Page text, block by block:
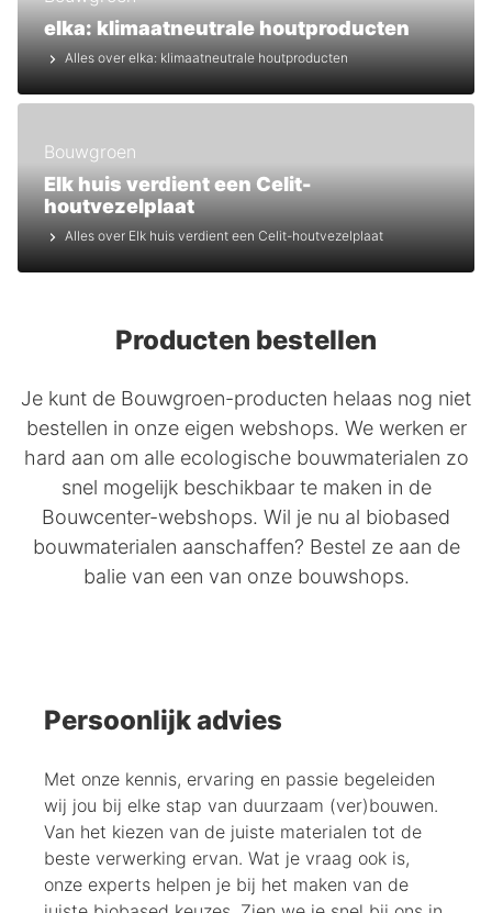
elka: klimaatneutrale houtproducten
Alles over elka: klimaatneutrale houtproducten
Elk huis verdient een Celit-
houtvezelplaat
Bouwgroen
Alles over Elk huis verdient een Celit-houtvezelplaat
Producten bestellen
Je kunt de Bouwgroen-producten helaas nog niet
bestellen in onze eigen webshops. We werken er
hard aan om alle ecologische bouwmaterialen zo
snel mogelijk beschikbaar te maken in de
Bouwcenter-webshops. Wil je nu al biobased
bouwmaterialen aanschaffen? Bestel ze aan de
balie van een van onze bouwshops.
Persoonlijk advies
Met onze kennis, ervaring en passie begeleiden
wij jou bij elke stap van duurzaam (ver)bouwen.
Van het kiezen van de juiste materialen tot de
beste verwerking ervan. Wat je vraag ook is,
onze experts helpen je bij het maken van de